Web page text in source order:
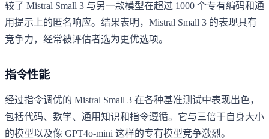
较了 Mistral Small 3 与另一款模型在超过 1000 个专有编码和通
用提示上的匿名响应。结果表明，Mistral Small 3 的表现具有
竞争力，经常被评估者选为更优选项。
指令性能
经过指令调优的 Mistral Small 3 在各种基准测试中表现出色，
包括代码、数学、通用知识和指令遵循。它与三倍于自身大小
的模型以及像 GPT4o-mini 这样的专有模型竞争激烈。